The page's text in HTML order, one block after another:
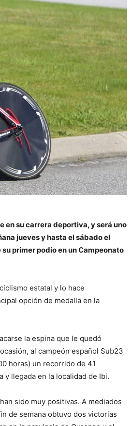
en su carrera deportiva, y será uno
jueves y hasta el sábado el
primer podio en un Campeonato
estatal y lo hace
opción de medalla en la
la espina que le quedó
al campeón español Sub23
horas) un recorrido de 41
y llegada en la localidad de Ibi.
sido muy positivas. A mediados
de semana obtuvo dos victorias